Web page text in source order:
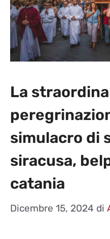
La
simulacro di
siracusa,
catania
Dicembre 15, 2024 di